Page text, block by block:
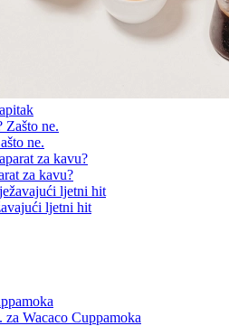
ne.
za kavu?
ljetni hit
Wacaco Cuppamoka